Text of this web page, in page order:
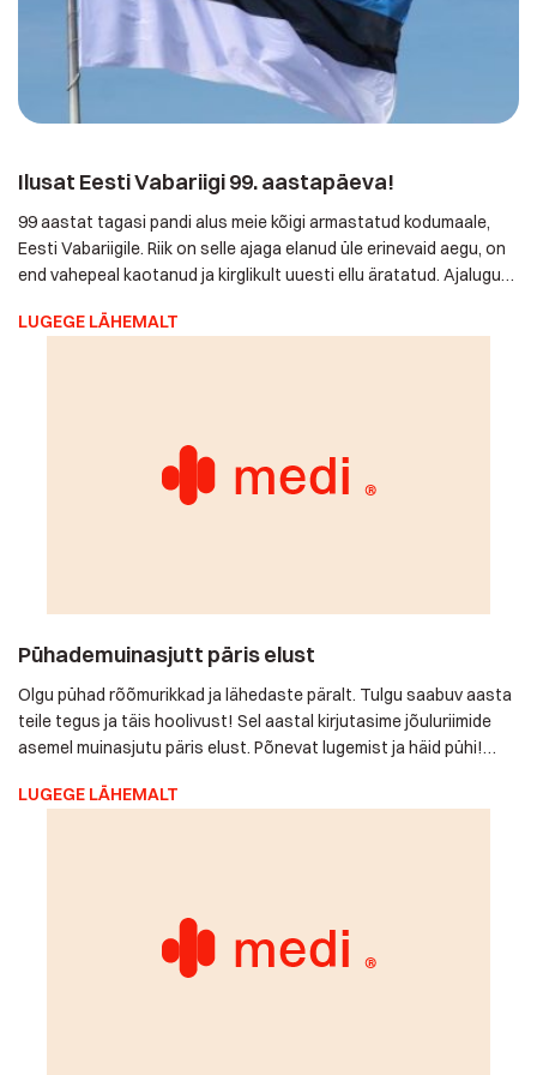
Ilusat Eesti Vabariigi 99. aastapäeva!
99 aastat tagasi pandi alus meie kõigi armastatud kodumaale,
Eesti Vabariigile. Riik on selle ajaga elanud üle erinevaid aegu,
Ajalugu tundes tõdeme, et pole midagi meeldivamat kui
sündida, kasvada, elada ja töötada vabas Eesti riigis. Meie
omalt poolt soovime Eestimaa inimestele pakkuda seda, mida
Eestis varem […]
LUGEGE LÄHEMALT
jõuluriimide asemel muinasjutu päris elust. Põnevat lugemist ja
häid pühi! Medi häirenuputeenuse pere Muinasjutt*
õnnelikust Mallest Malle on 84-aastane väärikas vanaproua.
Ta elab koos taksikoer Bessiga suures majas väikse küla
serval metsatuka ääres. Mallel on tütar ja […]
LUGEGE LÄHEMALT